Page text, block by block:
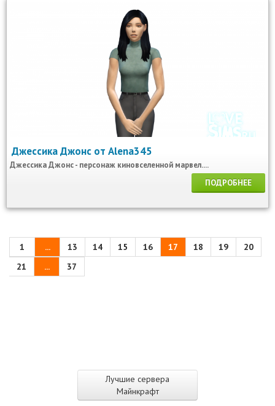
Лучшие сервера
Майнкрафт
Джессика Джонс от Alena345
Джессика Джонс - персонаж киновселенной марвел....
ПОДРОБНЕЕ
1 ... 13 14 15 16 17 18 19
20
21
... 37